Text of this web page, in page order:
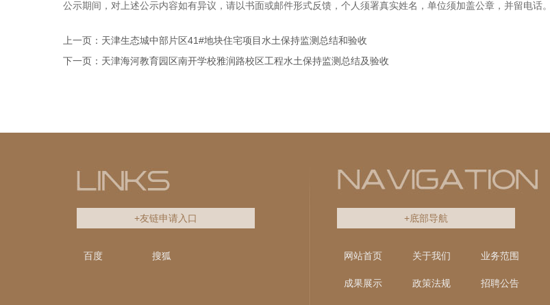
公示期间，对上述公示内容如有异议，请以书面或邮件形式反馈，个人须署真实姓名，单位须加盖公章，并留电话。
上一页：天津生态城中部片区41#地块住宅项目水土保持监测总结和验收
下一页：天津海河教育园区南开学校雅润路校区工程水土保持监测总结及验收
+友链申请入口
百度 搜狐
+底部导航
网站首页 关于我们 业务范围
成果展示 政策法规 招聘公告